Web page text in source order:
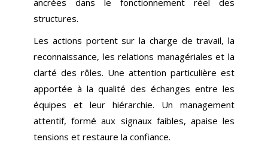
ancrées dans le fonctionnement réel des
structures.
Les actions portent sur la charge de travail, la
reconnaissance, les relations managériales et la
clarté des rôles. Une attention particulière est
apportée à la qualité des échanges entre les
équipes et leur hiérarchie. Un management
attentif, formé aux signaux faibles, apaise les
tensions et restaure la confiance.